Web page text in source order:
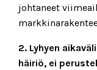
johtaneet
2. Lyhyen
häiriö, ei